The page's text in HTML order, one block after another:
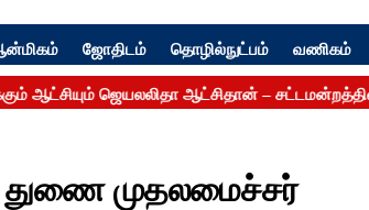
ஜோதிடம் தொழில்நுட்பம் வணிகம்
துணை முதலமைச்சர்